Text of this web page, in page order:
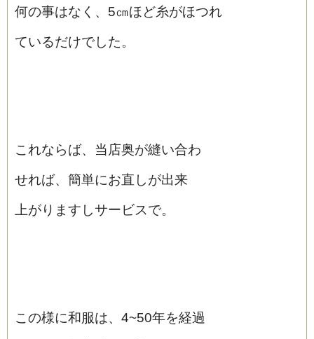
何の事はなく、5㎝ほど糸がほつれ
ているだけでした。
これならば、当店奥が縫い合わ
せれば、簡単にお直しが出来
上がりますしサービスで。
この様に和服は、4~50年を経過